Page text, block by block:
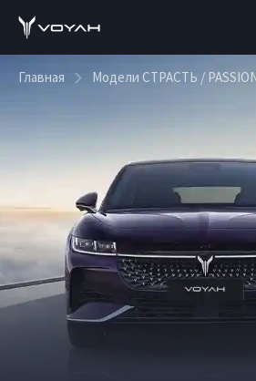
Главная Модели СТРАСТЬ /